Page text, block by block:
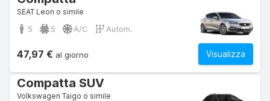
SEAT Leon o simile
5 5 A/C Autom.
Visualizza
47,97 € al giorno
Compatta SUV
Volkswagen Taigo o simile